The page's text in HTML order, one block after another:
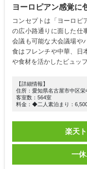
ヨーロピアン感覚に
コンセプトは「ヨーロピ
の広小路通りに面した仕
会議も可能な大会議場や
食はフレンチや中華、日
や食材を活かしたビュッ
【詳細情報】
住所：愛知県名古屋市中区栄
客室数：564室
料金：◆二人素泊まり：
楽天
一